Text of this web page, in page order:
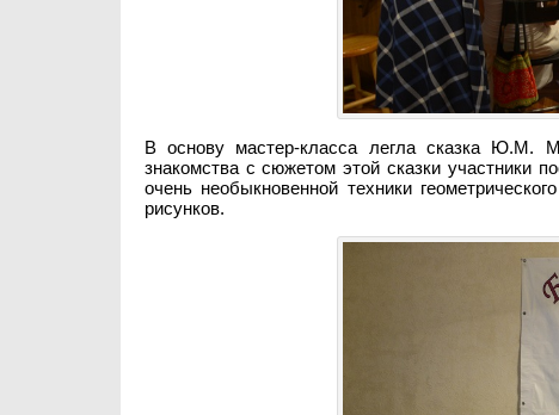
В основу мастер-класса легла сказка Ю.М.
знакомства с сюжетом этой сказки участники
очень необыкновенной техники
рисунков.